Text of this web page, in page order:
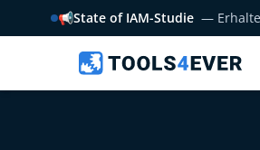
📢State of IAM-Studie —